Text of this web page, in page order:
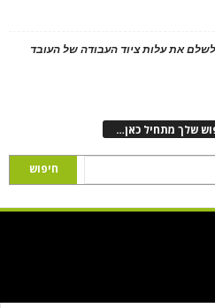
את עלות ציוד העבודה של העובד
שלך מתחיל כאן…